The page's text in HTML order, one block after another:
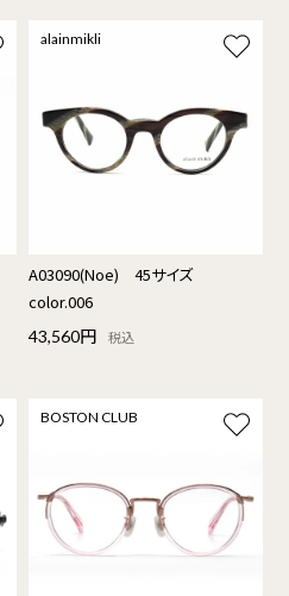
alainmikli
A03090(Noe) 45サイズ
color.006
43,560円 税込
BOSTON CLUB